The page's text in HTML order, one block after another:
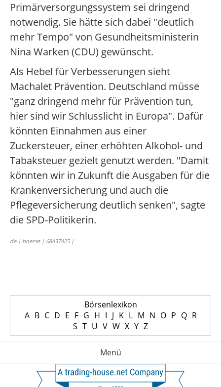
Primärversorgungssystem sei dringend
notwendig. Sie hätte sich dabei "deutlich
mehr Tempo" von Gesundheitsministerin
Nina Warken (CDU) gewünscht.
Als Hebel für Verbesserungen sieht
Machalet Prävention. Deutschland müsse
"ganz dringend mehr für Prävention tun,
hier sind wir Schlusslicht in Europa". Dafür
könnten Einnahmen aus einer
Zuckersteuer, einer erhöhten Alkohol- und
Tabaksteuer gezielt genutzt werden. "Damit
könnten wir in Zukunft die Ausgaben für die
Krankenversicherung und auch die
Pflegeversicherung deutlich senken", sagte
die SPD-Politikerin.
de | boerse | 68437425 |
Börsenlexikon
A B C D E F G H I J K L M N O P Q R
S T U V W X Y Z
Menü